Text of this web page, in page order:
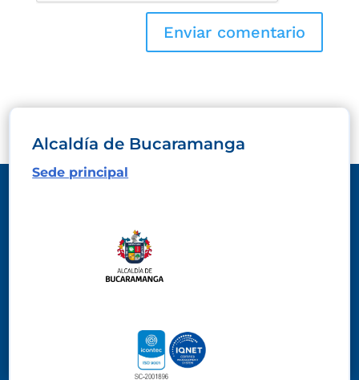
Alcaldía de Bucaramanga
Sede principal